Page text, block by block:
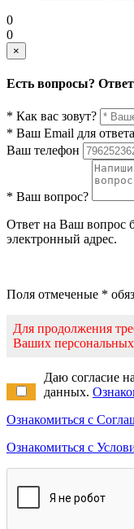
0
0
×
Есть вопросы?
* Как вас зовут?
* Ваш Email для ответа
Ваш телефон
* Ваш вопрос?
Ответ на Ваш вопрос
электронный адрес.
Поля отмеченые *
Для продолжения
Ваших
Даю согласие
данных.
Ознакомиться с
Ознакомиться с